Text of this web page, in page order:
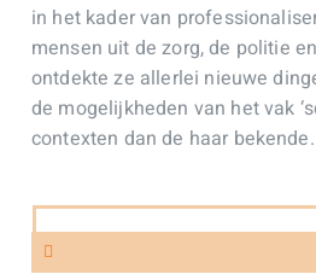
in het kader van
mensen uit de zorg, de politie
ontdekte ze allerlei nieuwe
de mogelijkheden van het vak
contexten dan de haar bekende.